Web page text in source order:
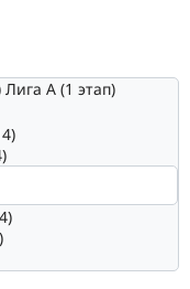
А (1 этап)